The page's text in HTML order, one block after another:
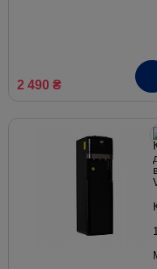
2 490 ₴